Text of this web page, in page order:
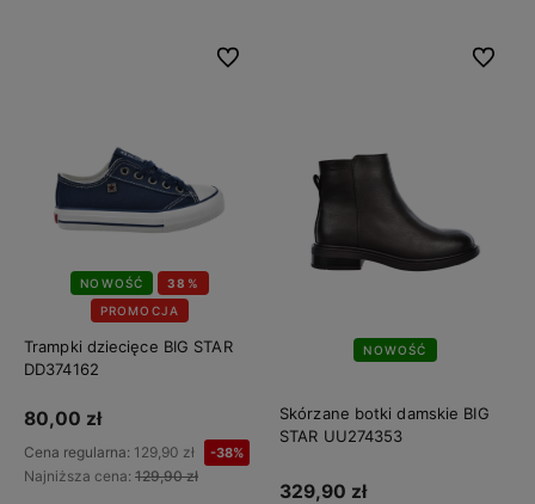
38%
NOWOŚĆ
PROMOCJA
Trampki dziecięce BIG STAR
DD374162
80,00 zł
Cena regularna: 129,90 zł -38%
Najniższa cena: 129,90 zł
Do ulubionych
NOWOŚĆ
Skórzane botki damskie BIG
STAR UU274353
329,90 zł
Do